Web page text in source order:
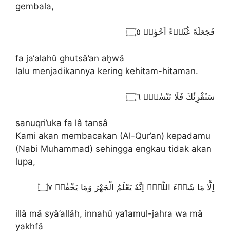
gembala,
فَجَعَلَهٗ غُثَاۤءً اَحْوٰىۖ ۝٥
fa ja‘alahû ghutsâ’an aḫwâ
lalu menjadikannya kering kehitam-hitaman.
سَنُقْرِئُكَ فَلَا تَنْسٰىٓۖ ۝٦
sanuqri’uka fa lâ tansâ
Kami akan membacakan (Al-Qur’an) kepadamu
(Nabi Muhammad) sehingga engkau tidak akan
lupa,
اِلَّا مَا شَاۤءَ اللّٰهُۗ اِنَّهٗ يَعْلَمُ الْجَهْرَ وَمَا يَخْفٰىۗ ۝٧
illâ mâ syâ’allâh, innahû ya‘lamul-jahra wa mâ
yakhfâ